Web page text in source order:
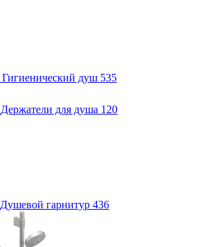
Гигиенический душ 535
Держатели для душа 120
Душевой гарнитур 436